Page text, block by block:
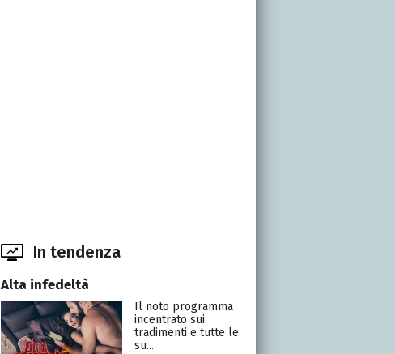
In tendenza
Alta infedeltà
Il noto programma
incentrato sui
tradimenti e tutte le
su...